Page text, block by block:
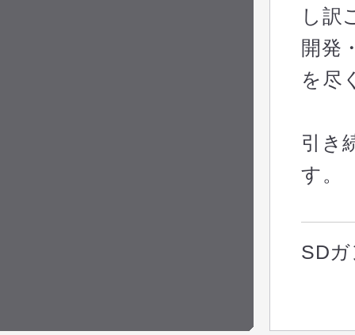
し訳
開発
を尽
引き
す。
SD